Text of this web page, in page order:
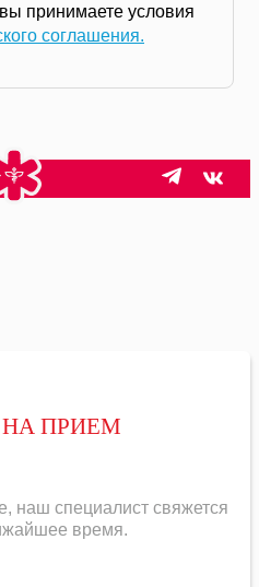
принимаете условия
соглашения.
НА ПРИЕМ
наш специалист свяжется
время.